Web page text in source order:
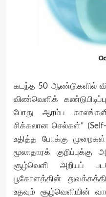
கடந்த 50 ஆண்டுகளில்
விண்வெளிக்
போது ஆரம்ப
சிக்கலான செல்கள்” (Self-
உதித்த போக்கு
மூலாதாரக்
சூழ்வெளி அறியப்
பூகோளத்தின்
உதவும் சூழ்வெளியின்